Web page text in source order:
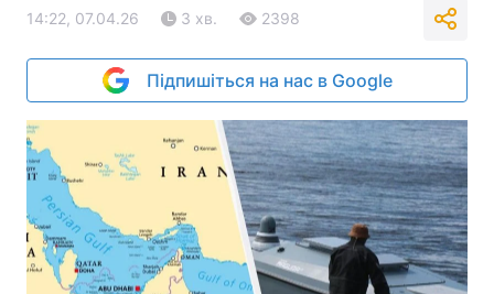
14:22, 07.04.26 3 хв. 2398
Підпишіться на нас в Google